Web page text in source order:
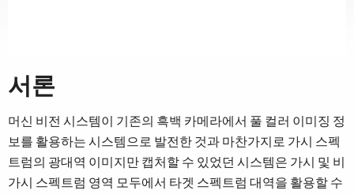
서론
머신 비전 시스템이 기존의 흑백 카메라에서 풀 컬러 이미징 정
보를 활용하는 시스템으로 발전한 것과 마찬가지로 가시 스펙
트럼의 광대역 이미지만 캡처할 수 있었던 시스템은 가시 및 비
가시 스펙트럼 영역 모두에서 타겟 스펙트럼 대역을 활용할 수